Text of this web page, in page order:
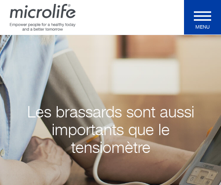
Produits particuliers
Produits professionnels
Technologies
Magazine
MENU
Les brassards sont aussi
importants que le
tensiomètre